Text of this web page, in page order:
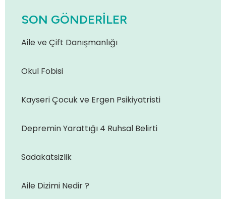
SON GÖNDERILER
Aile ve Çift Danışmanlığı
Okul Fobisi
Kayseri Çocuk ve Ergen Psikiyatristi
Depremin Yarattığı 4 Ruhsal Belirti
Sadakatsizlik
Aile Dizimi Nedir ?